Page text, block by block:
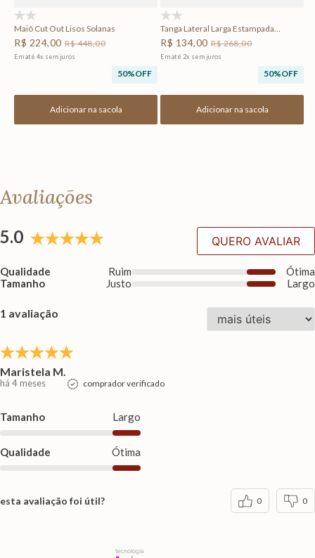
Maiô Cut Out Lisos Solanas
R$ 224,00 R$448,00
Em até 4x sem juros
50%OFF
Adicionar na sacola
Tanga Lateral Larga Estampada
Solanas
R$ 134,00 R$268,00
Em até 2x sem juros
50%OFF
Adicionar na sacola
Avaliações
5.0
Qualidade Ruim
Ótima
Tamanho
Justo Largo
QUERO AVALIAR
1 avaliação
Maristela M.
há 4 meses comprador verificado
Tamanho Largo
Qualidade Ótima
esta avaliação foi útil? 0 0